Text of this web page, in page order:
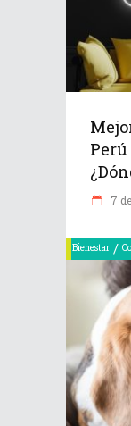
7
Bienestar /